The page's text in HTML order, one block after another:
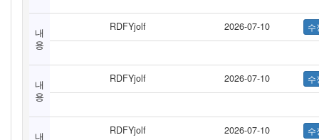
내
용
RDFYjolf 2026-07-10
내
용
RDFYjolf 2026-07-10
내
RDFYjolf 2026-07-10